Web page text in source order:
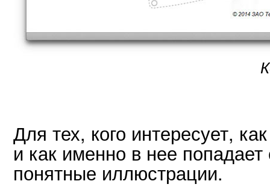
Для тех, кого интересует,
и как именно в нее
понятные иллюстрации.